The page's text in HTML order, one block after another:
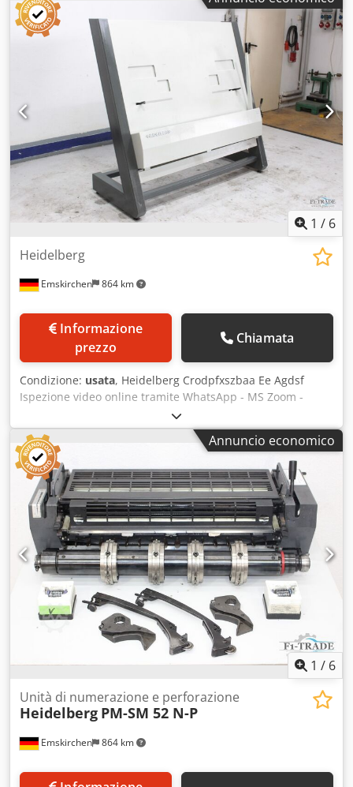
per lastre per Heidelberg SM52 Plate Punch for Heidelberg
SM52 Cjdpfey Apxbsx Agderf Video-ispezione online
tramite WhatsApp - MS Zoom - Telegram In magazzino a
Emskirchen/Norimberga - Disponibile immediatamente -
1 / 6
Emskirchen 864 km
Heidelberg
prezzo
Chiamata
Condizione: usata, Heidelberg Crodpfxszbaa Ee Agdsf
Ispezione video online tramite WhatsApp - MS Zoom -
Telegram In magazzino a Emskirchen/Norimberga -
Disponibile immediatamente - Può essere testato
Annuncio economico
1 / 6
Emskirchen 864 km
Unità di numerazione e perforazione
Heidelberg PM-SM 52 N-P